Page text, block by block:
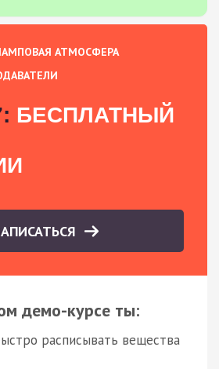
АТМОСФЕРА
БЕСПЛАТНЫЙ
демо-курсе ты:
расписывать вещества